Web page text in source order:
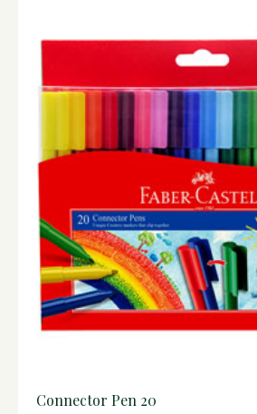
Connector Pen 20